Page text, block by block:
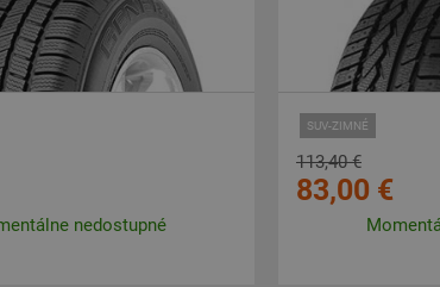
nedostupné
SUV-ZIMNÉ
113,40 €
83,00 €